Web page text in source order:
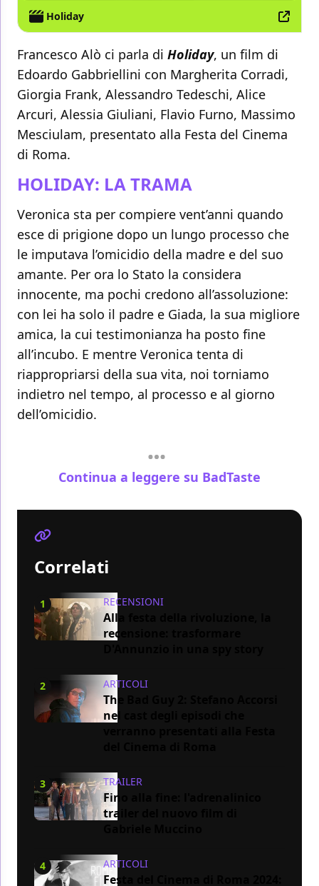
Holiday
Francesco Alò ci parla di Holiday, un film di
Edoardo Gabbriellini con Margherita Corradi,
Giorgia Frank, Alessandro Tedeschi, Alice
Arcuri, Alessia Giuliani, Flavio Furno, Massimo
Mesciulam, presentato alla Festa del Cinema
di Roma.
HOLIDAY: LA TRAMA
Veronica sta per compiere vent’anni quando
esce di prigione dopo un lungo processo che
le imputava l’omicidio della madre e del suo
amante. Per ora lo Stato la considera
innocente, ma pochi credono all’assoluzione:
con lei ha solo il padre e Giada, la sua migliore
amica, la cui testimonianza ha posto fine
all’incubo. E mentre Veronica tenta di
riappropriarsi della sua vita, noi torniamo
indietro nel tempo, al processo e al giorno
dell’omicidio.
Continua a leggere su BadTaste
Correlati
1 RECENSIONI
Alla festa della rivoluzione, la
recensione: trasformare
2 ARTICOLI
The Bad Guy 2: Stefano Accorsi
nel cast degli episodi che
3 TRAILER
Fino alla fine: l'adrenalinico
trailer del nuovo film di
4 ARTICOLI
Festa del Cinema di Roma 2024: